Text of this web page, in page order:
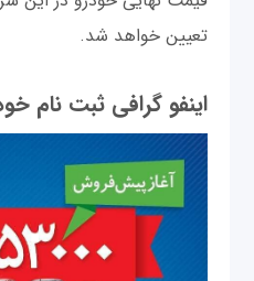
تعيين خواهد شد.
اینفو گرافی ثبت نام